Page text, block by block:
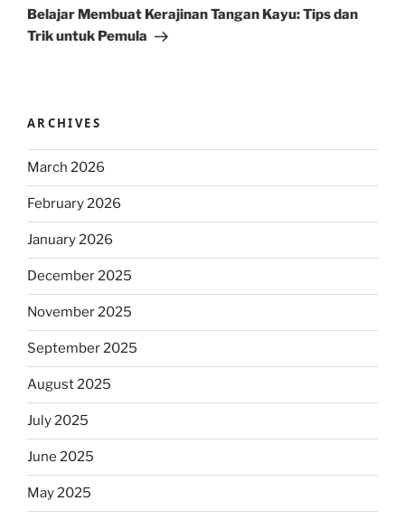
Post
Belajar Membuat Kerajinan Tangan Kayu: Tips dan
Trik untuk Pemula
ARCHIVES
March 2026
February 2026
January 2026
December 2025
November 2025
September 2025
August 2025
July 2025
June 2025
May 2025